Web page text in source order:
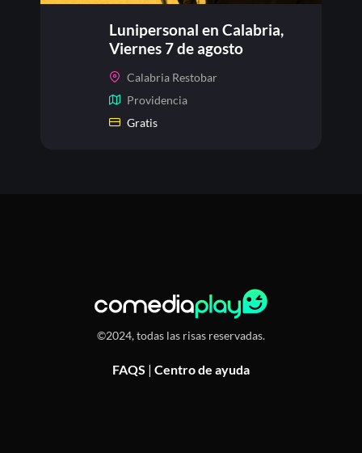
Lunipersonal en Calabria,
Viernes 7 de agosto
Calabria Restobar
Providencia
Gratis
©2024, todas las risas reservadas.
FAQS | Centro de ayuda